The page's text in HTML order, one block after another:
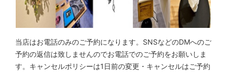
当店はお電話のみのご予約になります。SNSなどのDMへのご
予約の返信は致しませんのでお電話でのご予約をお願いしま
す。キャンセルポリシーは1日前の変更・キャンセルはご予約